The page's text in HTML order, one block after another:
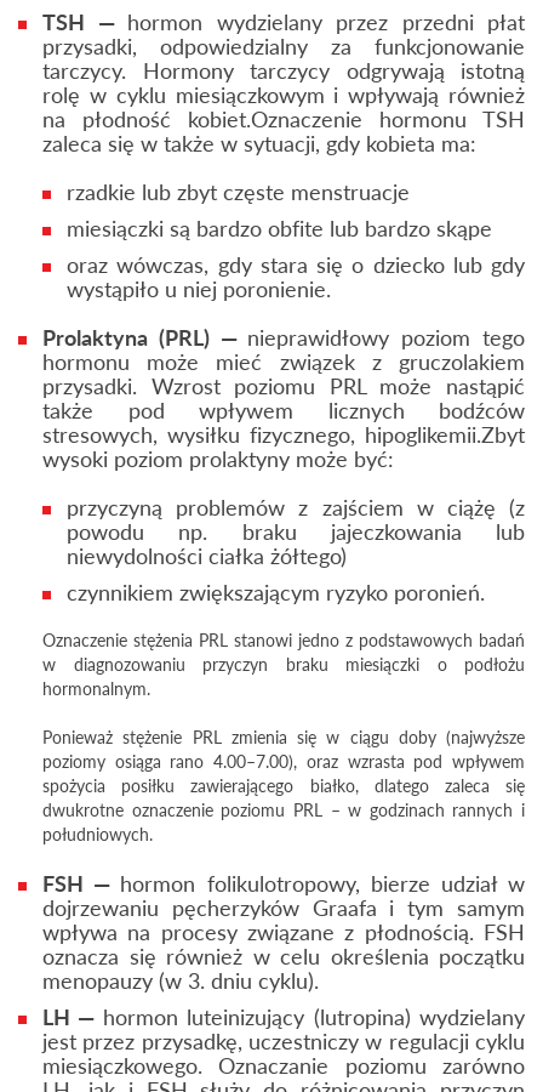
TSH — hormon wydzielany przez przedni płat
przysadki, odpowiedzialny za funkcjonowanie
tarczycy. Hormony tarczycy odgrywają istotną
rolę w cyklu miesiączkowym i wpływają również
na płodność kobiet.Oznaczenie hormonu TSH
zaleca się w także w sytuacji, gdy kobieta ma:
rzadkie lub zbyt częste menstruacje
miesiączki są bardzo obfite lub bardzo skąpe
oraz wówczas, gdy stara się o dziecko lub gdy
wystąpiło u niej poronienie.
Prolaktyna (PRL) — nieprawidłowy poziom tego
hormonu może mieć związek z gruczolakiem
przysadki. Wzrost poziomu PRL może nastąpić
także pod wpływem licznych bodźców
stresowych, wysiłku fizycznego, hipoglikemii.Zbyt
wysoki poziom prolaktyny może być:
przyczyną problemów z zajściem w ciążę (z
powodu np. braku jajeczkowania lub
niewydolności ciałka żółtego)
czynnikiem zwiększającym ryzyko poronień.
Oznaczenie stężenia PRL stanowi jedno z podstawowych badań
w diagnozowaniu przyczyn braku miesiączki o podłożu
hormonalnym.
Ponieważ stężenie PRL zmienia się w ciągu doby (najwyższe
poziomy osiąga rano 4.00–7.00), oraz wzrasta pod wpływem
spożycia posiłku zawierającego białko, dlatego zaleca się
dwukrotne oznaczenie poziomu PRL – w godzinach rannych i
południowych.
FSH — hormon folikulotropowy, bierze udział w
dojrzewaniu pęcherzyków Graafa i tym samym
wpływa na procesy związane z płodnością. FSH
oznacza się również w celu określenia początku
menopauzy (w 3. dniu cyklu).
LH — hormon luteinizujący (lutropina) wydzielany
jest przez przysadkę, uczestniczy w regulacji cyklu
miesiączkowego. Oznaczanie poziomu zarówno